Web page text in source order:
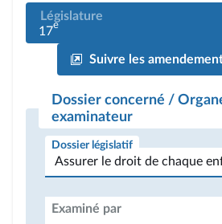
Législature
17e
Suivre les
Dossier concerné /
examinateur
Dossier législatif
Examiné par